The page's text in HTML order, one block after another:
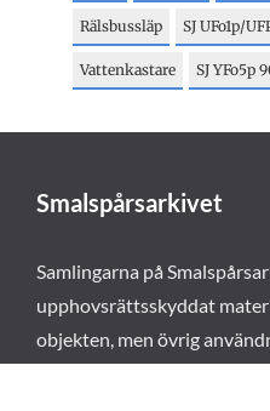
Rälsbussläp SJ UFo1p/
Vattenkastare SJ YFo5p
Smalspårsarkivet
Samlingarna på
upphovsrättsskyddat
objekten, men övrig